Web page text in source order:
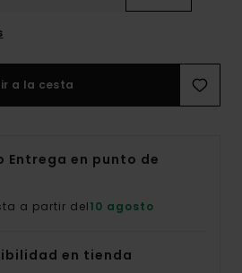
a la cesta
Entrega en punto de
a partir del10 agosto
en tienda